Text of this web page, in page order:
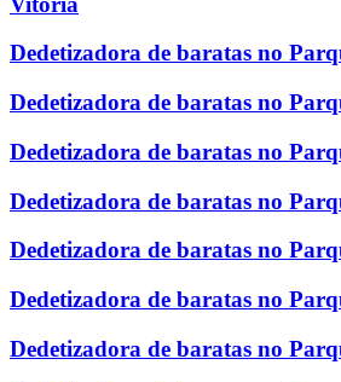
Dedetizadora de baratas no
Dedetizadora de baratas no
Dedetizadora de baratas no
Dedetizadora de baratas no
Dedetizadora de baratas no
Dedetizadora de baratas no
Dedetizadora de baratas no